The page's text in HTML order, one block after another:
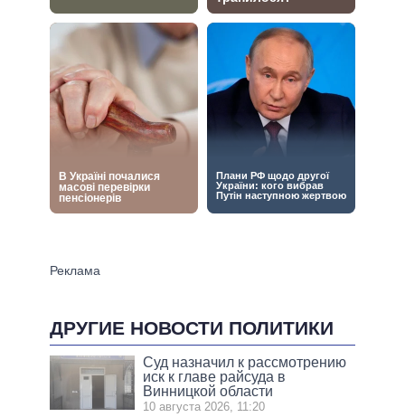
ДРУГИЕ НОВОСТИ ПОЛИТИКИ
Суд назначил к рассмотрению
иск к главе райсуда в
Винницкой области
10 августа 2026, 11:20